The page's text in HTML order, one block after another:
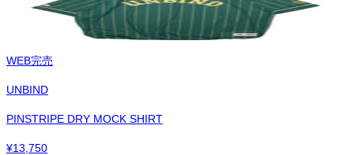
WEB完売
UNBIND
PINSTRIPE DRY MOCK SHIRT
¥13,750